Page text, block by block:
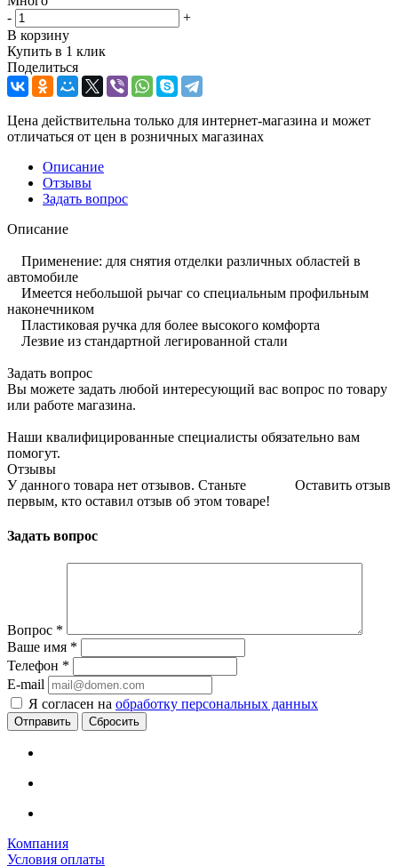
-
+
В корзину
Купить в 1 клик
Поделиться
Цена действительна только для интернет-магазина и может
отличаться от цен в розничных магазинах
Описание
Отзывы
Задать вопрос
Описание
Применение: для снятия отделки различных областей в
автомобиле
Имеется небольшой рычаг со специальным профильным
наконечником
Пластиковая ручка для более высокого комфорта
Лезвие из стандартной легированной стали
Задать вопрос
Вы можете задать любой интересующий вас вопрос по товару
или работе магазина.
Наши квалифицированные специалисты обязательно вам
помогут.
Отзывы
Оставить отзыв
У данного товара нет отзывов. Станьте
первым, кто оставил отзыв об этом товаре!
Задать вопрос
Вопрос *
Ваше имя *
Телефон *
E-mail
Я согласен на обработку персональных данных
Сбросить
Компания
Условия оплаты